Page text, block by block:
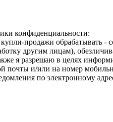
конфиденциальности:
продажи обрабатывать -
другим лицам),
я разрешаю в целях
и/или на номер
по электронному